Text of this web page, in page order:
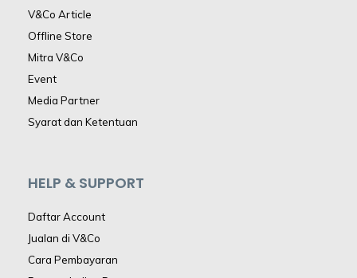
V&Co Article
Offline Store
Mitra V&Co
Event
Media Partner
Syarat dan Ketentuan
HELP & SUPPORT
Daftar Account
Jualan di V&Co
Cara Pembayaran